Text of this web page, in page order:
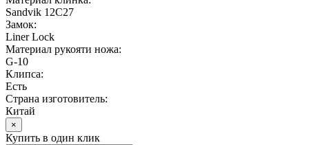
Sandvik 12C27
Замок:
Liner Lock
Материал рукояти ножа:
G-10
Клипса:
Есть
Страна изготовитель:
Китай
×
Купить в один клик